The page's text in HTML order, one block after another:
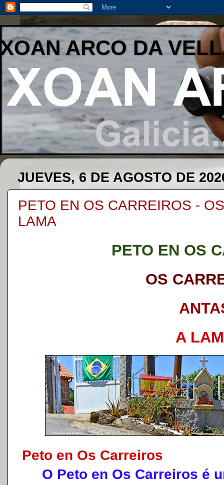
XOAN ARCO DA
JUEVES, 6 DE AGOSTO DE
PETO EN OS CARREIROS -
LAMA
PETO EN OS
OS
A
Peto en Os Carreiros
O Peto en Os Carreiros é